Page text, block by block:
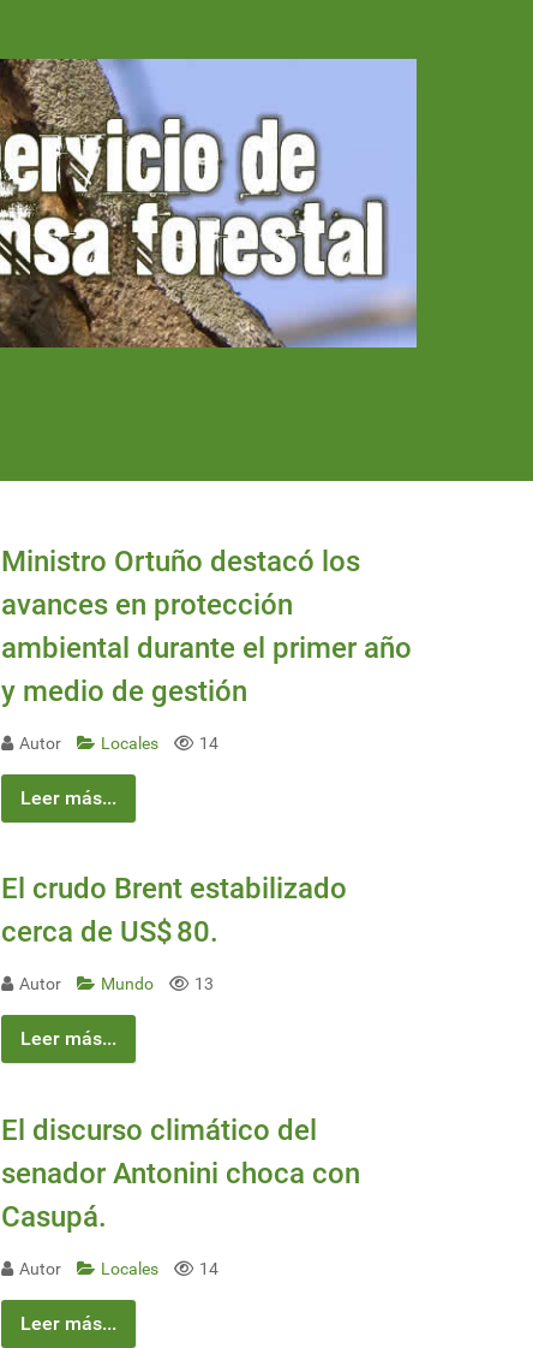
Ministro Ortuño destacó los
avances en protección
ambiental durante el primer año
y medio de gestión
Autor Locales 14
Leer más...
El crudo Brent estabilizado
cerca de US$ 80.
Autor Mundo 13
Leer más...
El discurso climático del
senador Antonini choca con
Casupá.
Autor Locales 14
Leer más...